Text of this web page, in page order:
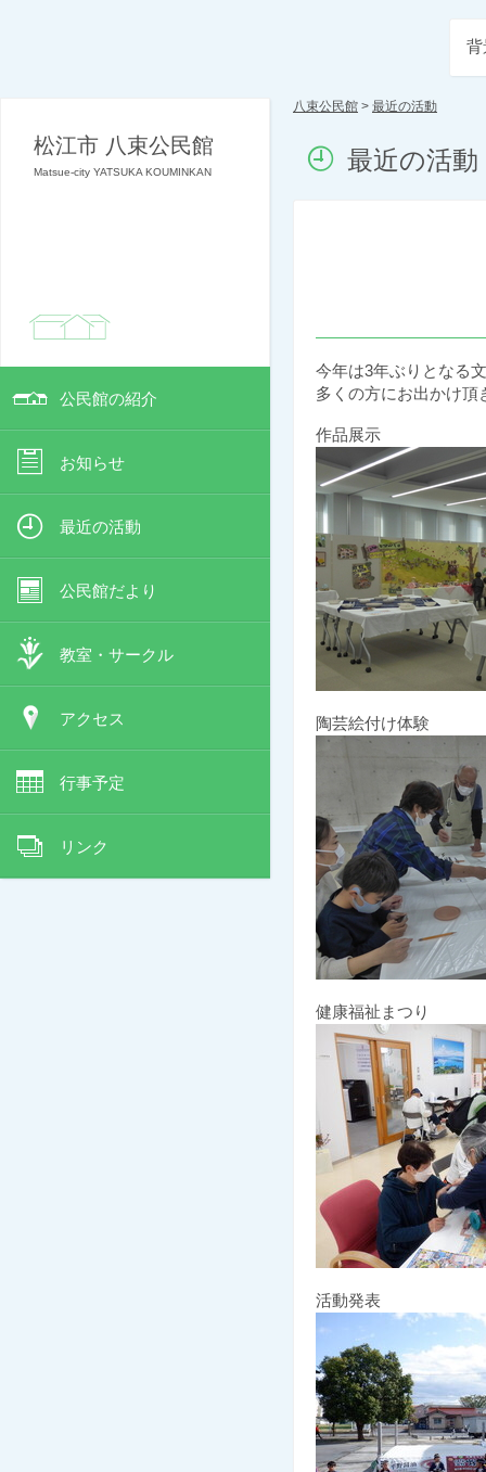
松江市 八束公民館
Matsue-city YATSUKA KOUMINKAN
公民館の紹介
お知らせ
最近の活動
公民館だより
教室・サークル
アクセス
行事予定
リンク
背
八束公民館 > 最近の活動
最近の活動
今年は3年ぶりとなる
多くの方にお出かけ頂
作品展示
陶芸絵付け体験
健康福祉まつり
活動発表